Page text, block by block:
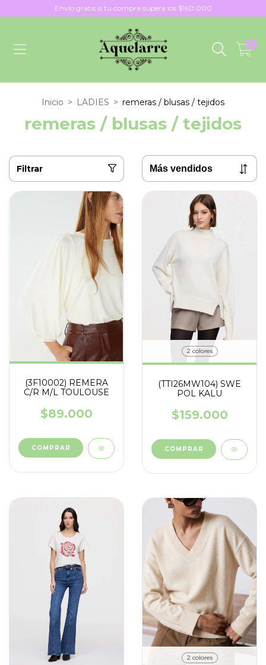
Envío gratis si tu compra supera los $160.000
0
Inicio > LADIES > remeras / blusas / tejidos
remeras / blusas / tejidos
Filtrar
(3F10002) REMERA
C/R M/L TOULOUSE
$89.000
COMPRAR
2 colores
(TTI26MW104) SWE
POL KALU
$159.000
COMPRAR
2 colores